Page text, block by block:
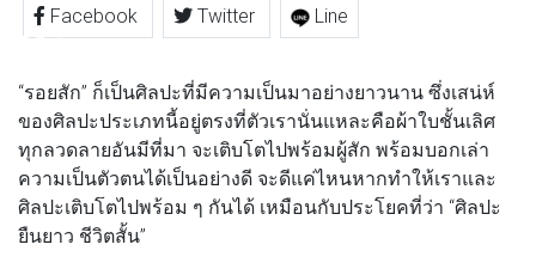
Facebook Twitter Line
“รอยสัก” ก็เป็นศิลปะที่มีความเป็นมาอย่างยาวนาน ซึ่งเสน่ห์
ของศิลปะประเภทนี้อยู่ตรงที่ตัวเรานั่นแหละคือผ้าใบชั้นเลิศ
ทุกลวดลายอันมีที่มา จะเติบโตไปพร้อมผู้สัก พร้อมบอกเล่า
ความเป็นตัวตนได้เป็นอย่างดี จะดีแค่ไหนหากทำให้เราและ
ศิลปะเติบโตไปพร้อม ๆ กันได้ เหมือนกับประโยคที่ว่า “ศิลปะ
ยืนยาว ชีวิตสั้น”